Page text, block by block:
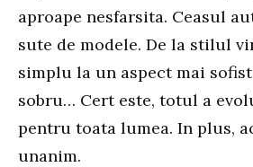
aproape nesfarsita. Ceasul
sute de modele. De la stilul
simplu la un aspect mai
sobru… Cert este, totul a
pentru toata lumea. In plus,
unanim.